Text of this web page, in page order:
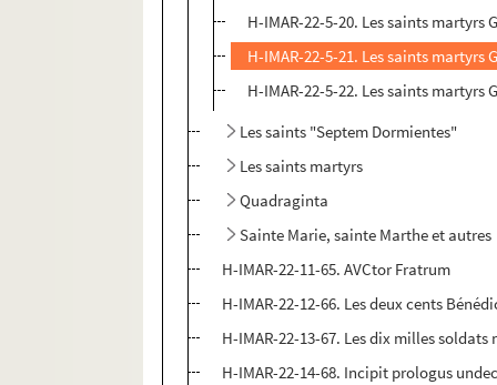
H-IMAR-22-5-20. Les saints martyrs
H-IMAR-22-5-21. Les saints martyrs
H-IMAR-22-5-22. Les saints martyrs
Les saints "Septem Dormientes"
Les saints martyrs
Quadraginta
Sainte Marie, sainte Marthe et autres
H-IMAR-22-11-65. AVCtor Fratrum
H-IMAR-22-12-66. Les deux cents
H-IMAR-22-13-67. Les dix milles soldats
H-IMAR-22-14-68. Incipit prologus